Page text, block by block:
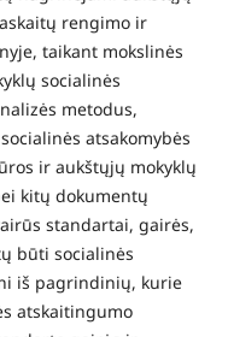
rengimo ir
taikant mokslinės
socialinės
metodus,
atsakomybės
ir aukštųjų mokyklų
kitų dokumentų
standartai, gairės,
būti socialinės
iš pagrindinių, kurie
atskaitingumo